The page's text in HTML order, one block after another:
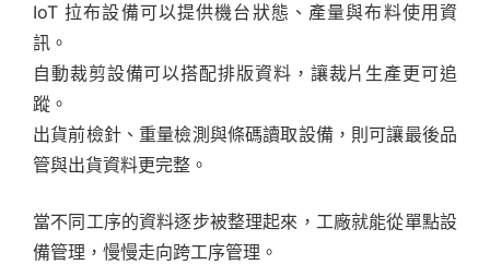
IoT 拉布設備可以提供機台狀態、產量與布料使用資
訊。
自動裁剪設備可以搭配排版資料，讓裁片生產更可追
蹤。
出貨前檢針、重量檢測與條碼讀取設備，則可讓最後品
管與出貨資料更完整。
當不同工序的資料逐步被整理起來，工廠就能從單點設
備管理，慢慢走向跨工序管理。